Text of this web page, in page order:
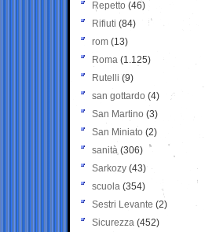
Repetto (46)
Rifiuti (84)
rom (13)
Roma (1.125)
Rutelli (9)
san gottardo (4)
San Martino (3)
San Miniato (2)
sanità (306)
Sarkozy (43)
scuola (354)
Sestri Levante (2)
Sicurezza (452)